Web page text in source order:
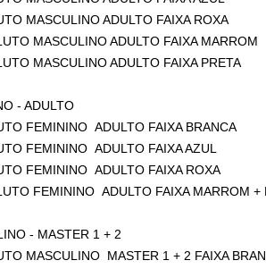
MASCULINO ADULTO FAIXA ROXA
MASCULINO ADULTO FAIXA MARROM
MASCULINO ADULTO FAIXA PRETA
- ADULTO
FEMININO ADULTO FAIXA BRANCA
FEMININO ADULTO FAIXA AZUL
FEMININO ADULTO FAIXA ROXA
FEMININO ADULTO FAIXA MARROM +
- MASTER 1 + 2
MASCULINO MASTER 1 + 2 FAIXA